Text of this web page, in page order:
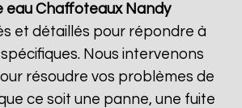
eau Chaffoteaux Nandy
et détaillés pour répondre à
Nous intervenons
résoudre vos problèmes de
ce soit une panne, une fuite